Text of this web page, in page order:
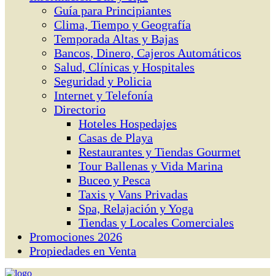
Guía para Principiantes
Clima, Tiempo y Geografía
Temporada Altas y Bajas
Bancos, Dinero, Cajeros Automáticos
Salud, Clínicas y Hospitales
Seguridad y Policia
Internet y Telefonía
Directorio
Hoteles Hospedajes
Casas de Playa
Restaurantes y Tiendas Gourmet
Tour Ballenas y Vida Marina
Buceo y Pesca
Taxis y Vans Privadas
Spa, Relajación y Yoga
Tiendas y Locales Comerciales
Promociones 2026
Propiedades en Venta